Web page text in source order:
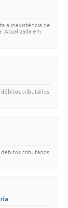
a inexistência de
Atualizada em:
tributários.
tributários.